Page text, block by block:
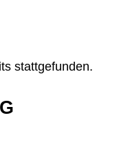
stattgefunden.